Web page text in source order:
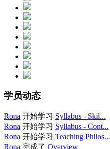
学员动态
Rona 开始学习 Syllabus - Skil...
Rona 开始学习 Syllabus - Cont...
Rona 开始学习 Teaching Philos...
Rona 完成了 Overview